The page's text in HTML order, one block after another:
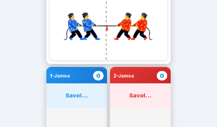
1-Jamoa 0
Savol...
2-Jamoa 0
Savol...